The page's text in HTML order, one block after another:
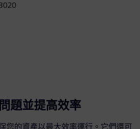
題並提高效率
您的資產以最大效率運行。它們還可